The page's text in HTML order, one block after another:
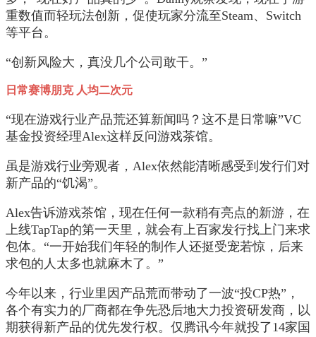
重数值而轻玩法创新，促使玩家分流至Steam、Switch
等平台。
“创新风险大，真没几个公司敢干。”
日常赛博朋克 人均二次元
“现在游戏行业产品荒还算新闻吗？这不是日常嘛”VC
基金投资经理Alex这样反问游戏茶馆。
虽是游戏行业旁观者，Alex依然能清晰感受到发行们对
新产品的“饥渴”。
Alex告诉游戏茶馆，现在任何一款稍有亮点的新游，在
上线TapTap的第一天里，就会有上百家发行找上门来求
包体。“一开始我们年轻的制作人还挺受宠若惊，后来
求包的人太多也就麻木了。”
今年以来，行业里因产品荒而带动了一波“投CP热”，
各个有实力的厂商都在争先恐后地大力投资研发商，以
期获得新产品的优先发行权。仅腾讯今年就投了14家国